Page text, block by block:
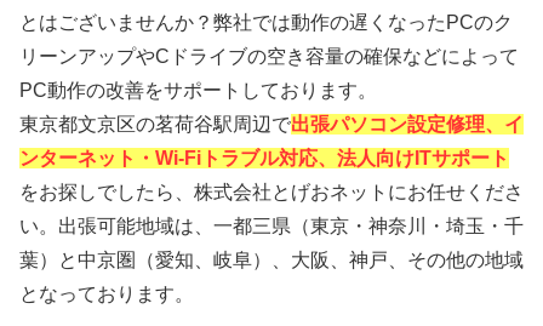
とはございませんか？弊社では動作の遅くなったPCのク
リーンアップやCドライブの空き容量の確保などによって
PC動作の改善をサポートしております。
東京都文京区の茗荷谷駅周辺で出張パソコン設定修理、イ
ンターネット・Wi-Fiトラブル対応、法人向けITサポート
をお探しでしたら、株式会社とげおネットにお任せくださ
い。出張可能地域は、一都三県（東京・神奈川・埼玉・千
葉）と中京圏（愛知、岐阜）、大阪、神戸、その他の地域
となっております。